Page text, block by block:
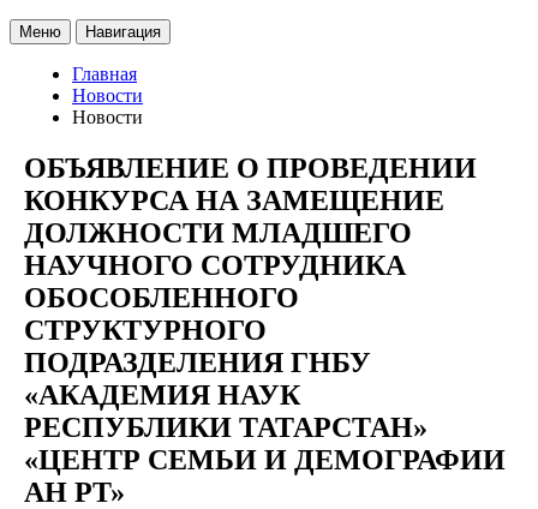
Меню Навигация
Главная
Новости
Новости
ОБЪЯВЛЕНИЕ О ПРОВЕДЕНИИ
КОНКУРСА НА ЗАМЕЩЕНИЕ
ДОЛЖНОСТИ МЛАДШЕГО
НАУЧНОГО СОТРУДНИКА
ОБОСОБЛЕННОГО
СТРУКТУРНОГО
ПОДРАЗДЕЛЕНИЯ ГНБУ
«АКАДЕМИЯ НАУК
РЕСПУБЛИКИ ТАТАРСТАН»
«ЦЕНТР СЕМЬИ И ДЕМОГРАФИИ
АН РТ»